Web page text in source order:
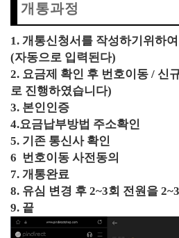
개통과정
1. 개통신청서를 작성하기위하
(자동으로 입력된다)
2. 요금제 확인 후 번호이동 / 신
로 진행하였습니다)
3. 본인인증
4.요금납부방법 주소확인
5. 기존 통신사 확인
6 번호이동 사전동의
7. 개통완료
8. 유심 변경 후 2~3회 전원을
9. 끝